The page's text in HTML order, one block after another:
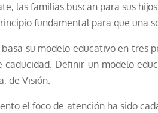
las familias buscan para sus
fundamental para que una
su modelo educativo en tres
caducidad. Definir un modelo
de Visión.
el foco de atención ha sido